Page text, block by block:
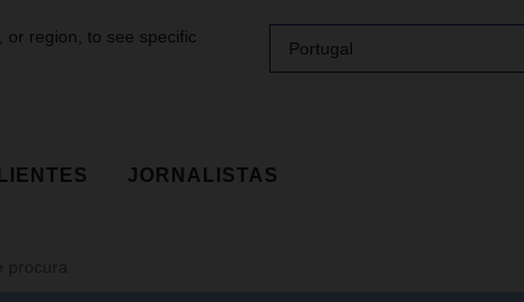
or region, to see specific
Portugal
JORNALISTAS